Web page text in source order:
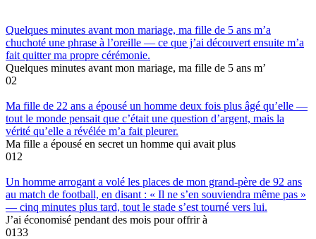
Quelques minutes avant mon mariage, ma fille de 5 ans m’a
chuchoté une phrase à l’oreille — ce que j’ai découvert ensuite m’a
fait quitter ma propre cérémonie.
Quelques minutes avant mon mariage, ma fille de 5 ans m’
02
Ma fille de 22 ans a épousé un homme deux fois plus âgé qu’elle —
tout le monde pensait que c’était une question d’argent, mais la
vérité qu’elle a révélée m’a fait pleurer.
Ma fille a épousé en secret un homme qui avait plus
012
Un homme arrogant a volé les places de mon grand-père de 92 ans
au match de football, en disant : « Il ne s’en souviendra même pas »
— cinq minutes plus tard, tout le stade s’est tourné vers lui.
J’ai économisé pendant des mois pour offrir à
0133